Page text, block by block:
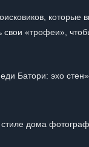
«трофеи»,
Батори: эхо
дома